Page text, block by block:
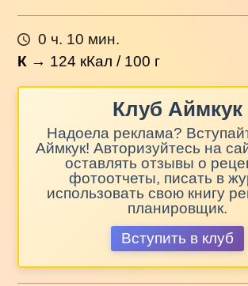
0 ч. 10 мин.
К → 124 кКал / 100 г
Клуб Аймкук
Надоела реклама?
Аймкук! Авторизуйтесь на
оставлять отзывы о
фотоотчеты, писать в
использовать свою книгу
планировщик.
Вступить в клуб